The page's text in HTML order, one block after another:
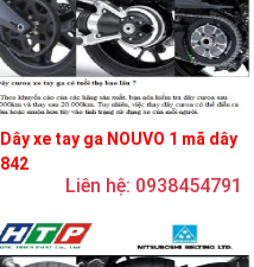
Dây xe tay ga NOUVO 1 mã dây
842
Liên hệ: 0938454791